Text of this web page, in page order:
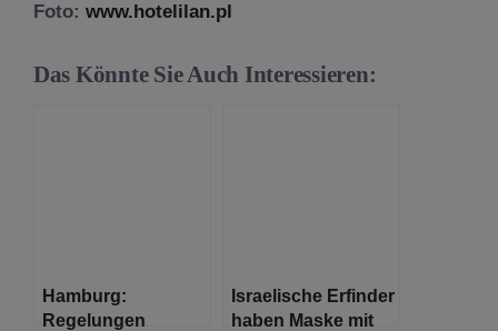
Foto: www.hotelilan.pl
Das Könnte Sie Auch Interessieren:
Hamburg:
Regelungen
Israelische Erfinder
haben Maske mit